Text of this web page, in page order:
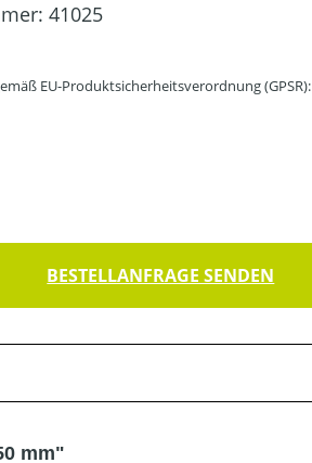
41025
EU-Produktsicherheitsverordnung (GPSR):
BESTELLANFRAGE SENDEN
mm"